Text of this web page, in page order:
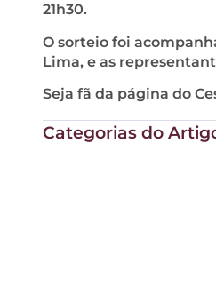
21h30.
O sorteio foi
Lima, e as
Seja fã da página do
Categorias do